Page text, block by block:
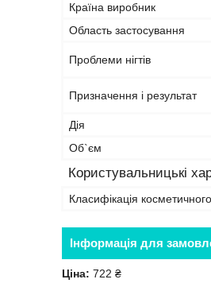
Країна виробник
Область застосування
Проблеми нігтів
Призначення і результат
Дія
Об`єм
Користувальницькі
Класифікація
Інформація для
Ціна: 722 ₴